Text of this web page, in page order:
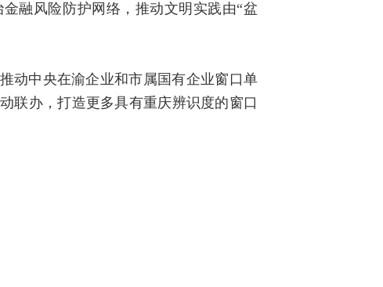
融风险防护网络，推动文明实践由“盆
动中央在渝企业和市属国有企业窗口单
联办，打造更多具有重庆辨识度的窗口